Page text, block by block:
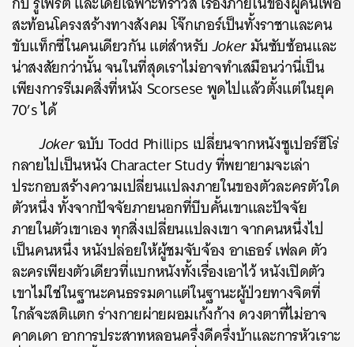
สะท้อนโครงสร้างทางสังคม โจ๊กเกอร์เป็นทั้งราชาและคน
ขับแท็กซี่ในคนเดียวกัน แต่สำหรับJokerมันซับซ้อนและ
น่าสงสัยกว่านั้น จนในที่สุดเราไม่อาจทำเสมือนว่านี่เป็น
เพียงการรีเมคสิ่งที่หนัง Scorsese พูดไปแล้วตั้งแต่ในยุค
70’s ได้
Jokerฉบับ Todd Phillips เปลี่ยนจากหนังซูเปอร์ฮีโร่
กลายไปเป็นหนัง Character Study ที่พยายามจะเล่า
ประกอบสร้างความเปลี่ยนแปลงภายในของตัวละครตัวใด
ตัวหนึ่ง ทั้งจากปัจจัยภายนอกที่บีบคั้นเขาและปัจจัย
ภายในตัวเขาเอง ทุกสิ่งเปลี่ยนแปลงเขา จากคนหนึ่งไป
เป็นคนหนึ่ง หนังปล่อยให้ผู้ชมจับจ้อง อาเธอร์ เฟลค ตัว
ละครเพียงตัวเดียวที่แบกหนังทั้งเรื่องเอาไว้ หนังเปิดตัว
เขาไม่ใช่ในฐานะคนธรรมดาแต่ในฐานะผู้ป่วยทางจิตที่
ใกล้จะสติแตก ร่างกายผ่ายผอมเก้งก้าง ดวงตาที่ไม่อาจ
คาดเดา อาการประสาทหลอนครึ่งดีครึ่งบ้าและการหัวเราะ